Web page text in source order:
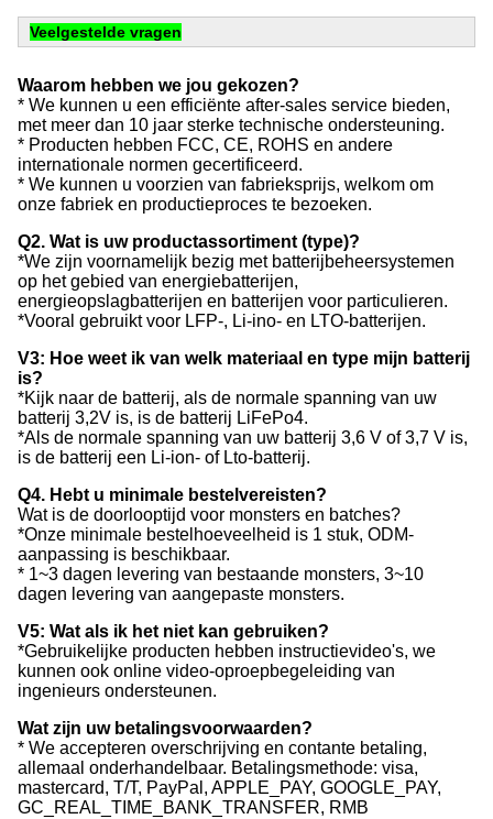
Veelgestelde vragen
Waarom hebben we jou gekozen?
* We kunnen u een efficiënte after-sales service bieden,
met meer dan 10 jaar sterke technische ondersteuning.
* Producten hebben FCC, CE, ROHS en andere
internationale normen gecertificeerd.
* We kunnen u voorzien van fabrieksprijs, welkom om
onze fabriek en productieproces te bezoeken.
Q2. Wat is uw productassortiment (type)?
*We zijn voornamelijk bezig met batterijbeheersystemen
op het gebied van energiebatterijen,
energieopslagbatterijen en batterijen voor particulieren.
*Vooral gebruikt voor LFP-, Li-ino- en LTO-batterijen.
V3: Hoe weet ik van welk materiaal en type mijn batterij
is?
*Kijk naar de batterij, als de normale spanning van uw
batterij 3,2V is, is de batterij LiFePo4.
*Als de normale spanning van uw batterij 3,6 V of 3,7 V is,
is de batterij een Li-ion- of Lto-batterij.
Q4. Hebt u minimale bestelvereisten?
Wat is de doorlooptijd voor monsters en batches?
*Onze minimale bestelhoeveelheid is 1 stuk, ODM-
aanpassing is beschikbaar.
* 1~3 dagen levering van bestaande monsters, 3~10
dagen levering van aangepaste monsters.
V5: Wat als ik het niet kan gebruiken?
*Gebruikelijke producten hebben instructievideo's, we
kunnen ook online video-oproepbegeleiding van
ingenieurs ondersteunen.
Wat zijn uw betalingsvoorwaarden?
* We accepteren overschrijving en contante betaling,
allemaal onderhandelbaar. Betalingsmethode: visa,
mastercard, T/T, PayPal, APPLE_PAY, GOOGLE_PAY,
GC_REAL_TIME_BANK_TRANSFER, RMB